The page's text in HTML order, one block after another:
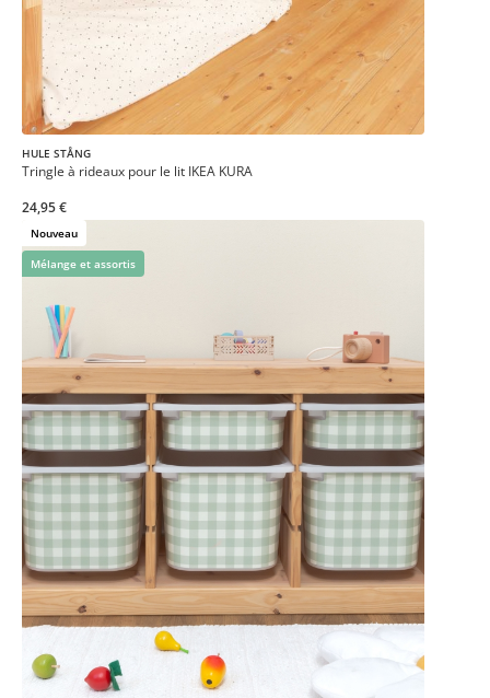
HULE STÅNG
Tringle à rideaux pour le lit IKEA KURA
24,95 €
Nouveau
Mélange et assortis